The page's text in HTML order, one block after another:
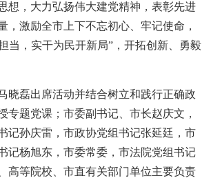
想，大力弘扬伟大建党精神，表彰先进
，激励全市上下不忘初心、牢记使命，
当，实干为民开新局”，开拓创新、勇毅
磊出席活动并结合树立和践行正确政
专题党课；市委副书记、市长赵庆文，
记孙庆雷，市政协党组书记张延廷，市
记杨旭东，市委常委，市法院党组书记
高等院校、市直有关部门单位主要负责